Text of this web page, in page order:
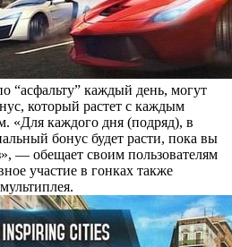
каждый день, могут
который растет с каждым
«Для каждого дня (подряд), в
бонус будет расти, пока вы
— обещает своим пользователям
участие в гонках также